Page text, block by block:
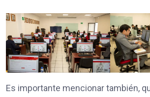
Es importante mencionar también,